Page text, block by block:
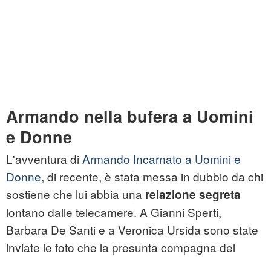
Armando nella bufera a Uomini
e Donne
L'avventura di Armando Incarnato a Uomini e
Donne, di recente, è stata messa in dubbio da chi
sostiene che lui abbia una relazione segreta
lontano dalle telecamere. A Gianni Sperti,
Barbara De Santi e a Veronica Ursida sono state
inviate le foto che la presunta compagna del